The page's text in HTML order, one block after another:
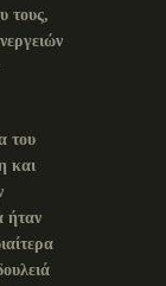
τους,
του
και
ήταν